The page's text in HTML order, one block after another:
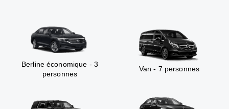
Berline économique - 3
personnes
Van - 7 personnes